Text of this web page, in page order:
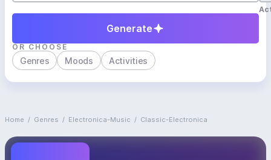
Generate
OR CHOOSE
Genres Moods Activities
Home / Genres / Electronica-Music / Classic-Electronica